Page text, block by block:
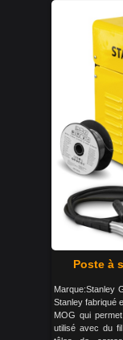
Poste à
Marque:Stanley
Stanley fabriqué
MOG qui
utilisé avec du